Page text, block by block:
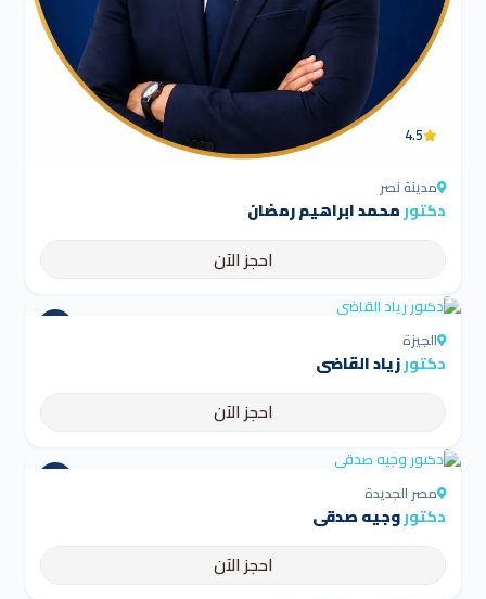
4.5
مدينة نصر
دكتورمحمد ابراهيم رمضان
احجز الآن
الجيزة
دكتورزياد القاضي
احجز الآن
مصر الجديدة
دكتوروجيه صدقي
احجز الآن